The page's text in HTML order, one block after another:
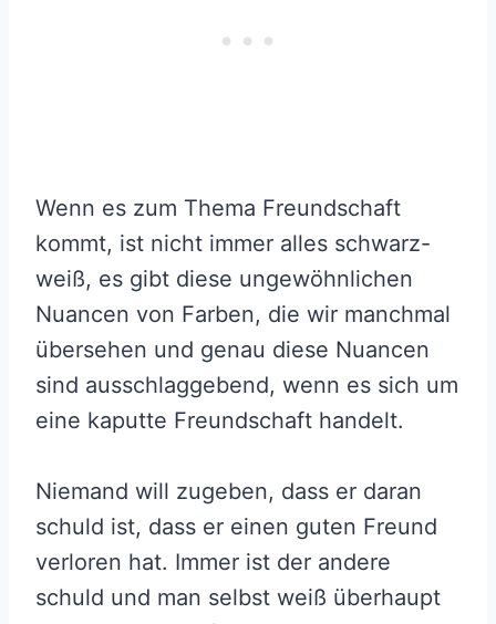
Wenn es zum Thema Freundschaft
kommt, ist nicht immer alles schwarz-
weiß, es gibt diese ungewöhnlichen
Nuancen von Farben, die wir manchmal
übersehen und genau diese Nuancen
sind ausschlaggebend, wenn es sich um
eine kaputte Freundschaft handelt.
Niemand will zugeben, dass er daran
schuld ist, dass er einen guten Freund
verloren hat. Immer ist der andere
schuld und man selbst weiß überhaupt